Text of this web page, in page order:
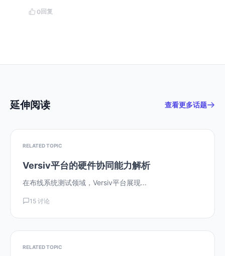
0回复
延伸阅读 查看更多话题
RELATED TOPIC
Versiv平台的硬件协同能力解析
在布线系统测试领域，Versiv平台展现...
15 讨论
RELATED TOPIC